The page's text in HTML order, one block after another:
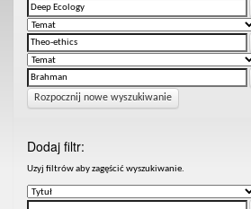
Rozpocznij nowe wyszukiwanie
Dodaj filtr:
Uzyj filtrów aby zagęścić wyszukiwanie.